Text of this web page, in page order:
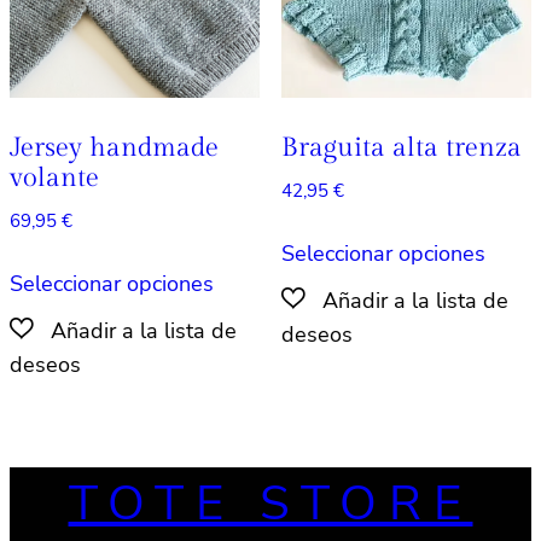
la
página
producto
Jersey handmade
volante
69,95€
Seleccionar opciones producto
tiene
opciones
se
pueden
Braguita alta trenza
42,95€
Seleccionar opciones
tiene
se
TOTE STORE